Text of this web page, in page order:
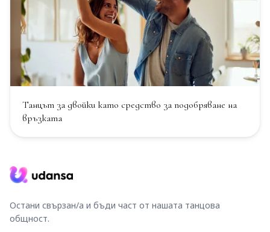
Танцът за двойки като средство за подобряване на
връзката
Остани свързан/а и бъди част от нашата танцова
общност.